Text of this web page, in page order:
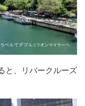
と、リバークルーズ